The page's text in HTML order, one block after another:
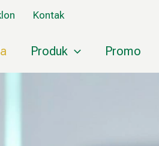
Kontak
Produk Promo